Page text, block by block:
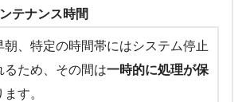
テナンス時間
朝、特定の時間帯にはシステム停止
るため、その間は一時的に処理が保
す。